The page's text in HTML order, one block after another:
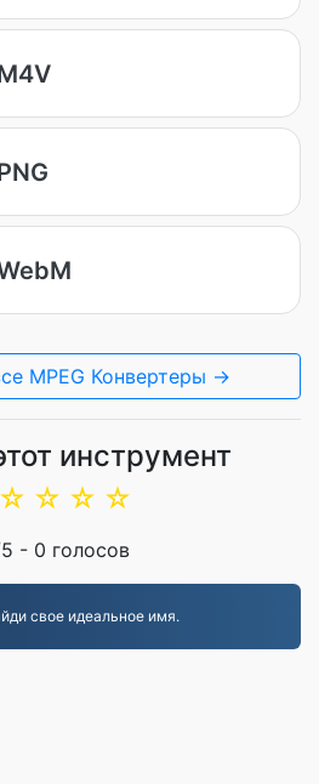
MPEG Конвертеры →
инструмент
☆
☆
☆
☆
- 0 голосов
свое идеальное имя.